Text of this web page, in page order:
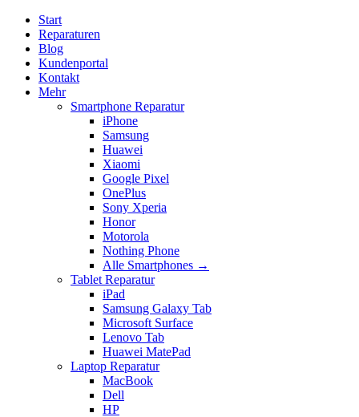
Start
Reparaturen
Blog
Kundenportal
Kontakt
Mehr
Smartphone Reparatur
iPhone
Samsung
Huawei
Xiaomi
Google Pixel
OnePlus
Sony Xperia
Honor
Motorola
Nothing Phone
Alle Smartphones →
Tablet Reparatur
iPad
Samsung Galaxy Tab
Microsoft Surface
Lenovo Tab
Huawei MatePad
Laptop Reparatur
MacBook
Dell
HP